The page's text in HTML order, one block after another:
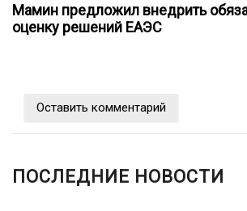
Мамин предложил внедрить
оценку решений ЕАЭС
Оставить комментарий
ПОСЛЕДНИЕ НОВОСТИ